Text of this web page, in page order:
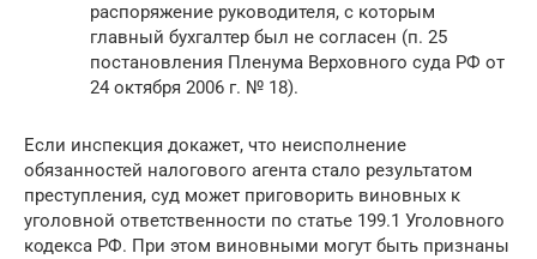
распоряжение руководителя, с которым
главный бухгалтер был не согласен (п. 25
постановления Пленума Верховного суда РФ от
24 октября 2006 г. № 18).
Если инспекция докажет, что неисполнение
обязанностей налогового агента стало результатом
преступления, суд может приговорить виновных к
уголовной ответственности по статье 199.1 Уголовного
кодекса РФ. При этом виновными могут быть признаны